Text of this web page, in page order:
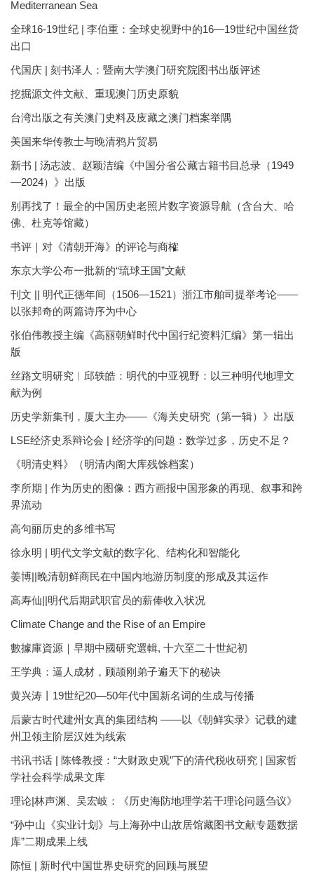
Mediterranean Sea
全球16-19世纪 | 李伯重：全球史视野中的16—19世纪中国丝货
出口
代国庆 | 刻书泽人：暨南大学澳门研究院图书出版评述
挖掘源文件文献、重现澳门历史原貌
台湾出版之有关澳门史料及庋藏之澳门档案举隅
美国来华传教士与晚清鸦片贸易
新书 | 汤志波、赵颖洁编《中国分省公藏古籍书目总录（1949
—2024）》出版
别再找了！最全的中国历史老照片数字资源导航（含台大、哈
佛、杜克等馆藏）
书评｜对《清朝开海》的评论与商榷
东京大学公布一批新的“琉球王国”文献
刊文 || 明代正德年间（1506—1521）浙江市舶司提举考论——
以张邦奇的两篇诗序为中心
张伯伟教授主编《高丽朝鲜时代中国行纪资料汇编》第一辑出
版
丝路文明研究︱邱轶皓：明代的中亚视野：以三种明代地理文
献为例
历史学新集刊，厦大主办——《海关史研究（第一辑）》出版
LSE经济史系辩论会 | 经济学的问题：数学过多，历史不足？
《明清史料》（明清内阁大库残馀档案）
李所期 | 作为历史的图像：西方画报中国形象的再现、叙事和跨
界流动
高句丽历史的多维书写
徐永明 | 明代文学文献的数字化、结构化和智能化
姜博||晚清朝鲜商民在中国内地游历制度的形成及其运作
高寿仙||明代后期武职官员的薪俸收入状况
Climate Change and the Rise of an Empire
數據庫資源｜早期中國研究選輯, 十六至二十世紀初
王学典：逼人成材，顾颉刚弟子遍天下的秘诀
黄兴涛丨19世纪20—50年代中国新名词的生成与传播
后蒙古时代建州女真的集团结构 ——以《朝鲜实录》记载的建
州卫领主阶层汉姓为线索
书讯书话 | 陈锋教授：“大财政史观”下的清代税收研究 | 国家哲
学社会科学成果文库
理论|林声渊、吴宏岐：《历史海防地理学若干理论问题刍议》
“孙中山《实业计划》与上海孙中山故居馆藏图书文献专题数据
库”二期成果上线
陈恒 | 新时代中国世界史研究的回顾与展望